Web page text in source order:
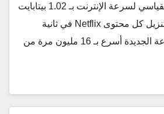
اليابان تحطم الرقم القياسي لسرعة الإنترنت بـ 1.02 بيتابايت
في الثانية، وتستطيع تنزيل كل محتوى Netflix في ثانية
واحدة وتُعد هذه السرعة الجديدة أسرع بـ 16 مليون مرة من